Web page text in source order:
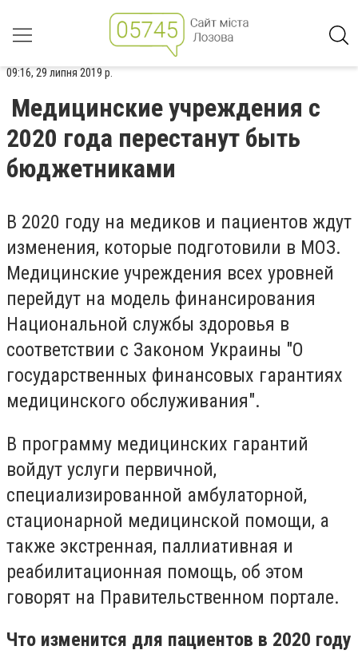
09:16, 29 липня 2019 р.
Медицинские учреждения с
2020 года перестанут быть
бюджетниками
В 2020 году на медиков и пациентов ждут
изменения, которые подготовили в МОЗ.
Медицинские учреждения всех уровней
перейдут на модель финансирования
Национальной службы здоровья в
соответствии с Законом Украины "О
государственных финансовых гарантиях
медицинского обслуживания".
В программу медицинских гарантий
войдут услуги первичной,
специализированной амбулаторной,
стационарной медицинской помощи, а
также экстренная, паллиативная и
реабилитационная помощь, об этом
говорят на Правительственном портале.
Что изменится для пациентов в 2020 году